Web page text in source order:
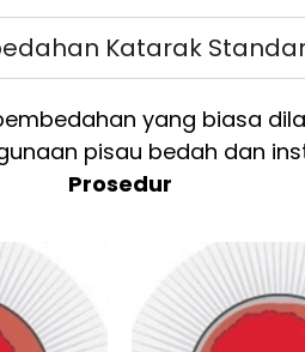
Katarak
yang biasa
pisau bedah dan
Prosedur